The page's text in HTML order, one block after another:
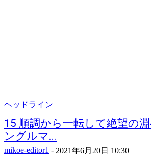
ヘッドライン
15 順調から一転して絶望の
ングルマ...
mikoe-editor1 - 2021年6月20日 10:30